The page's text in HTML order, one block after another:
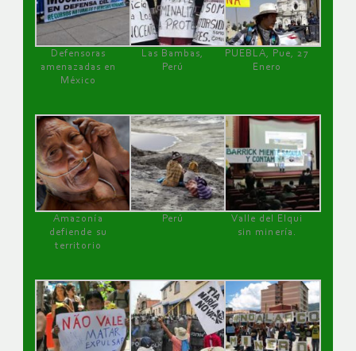
Defensoras
amenazadas en
México
Las Bambas,
Perú
PUEBLA, Pue, 27
Enero
Amazonía
defiende su
territorio
Perú
Valle del Elqui
sin minería.